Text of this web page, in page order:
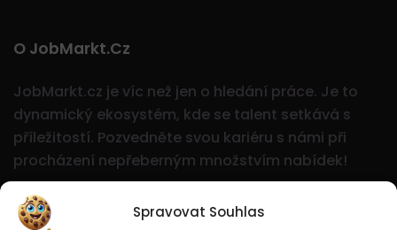
Spravovat Souhlas
O JobMarkt.cz
JobMarkt.cz je víc než jen o hledání práce. Je to
dynamický ekosystém, kde se talent setkává s
příležitostí. Pozvedněte svou kariéru s námi při
procházení nepřeberným množstvím nabídek!